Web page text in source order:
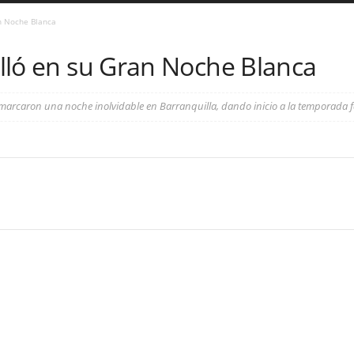
Noche Blanca
en su Gran Noche Blanca
una noche inolvidable en Barranquilla, dando inicio a la temporada